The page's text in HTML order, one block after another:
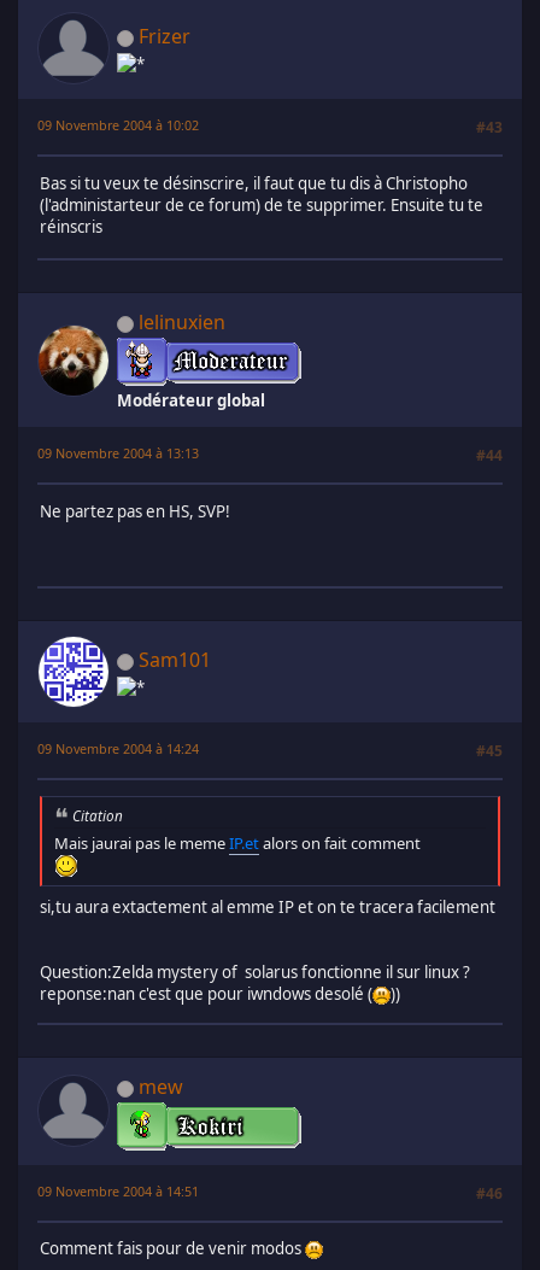
Frizer
09 Novembre 2004 à 10:02 #43
Bas si tu veux te désinscrire, il faut que tu dis à Christopho
(l'administarteur de ce forum) de te supprimer. Ensuite tu te
réinscris
lelinuxien
Modérateur global
09 Novembre 2004 à 13:13 #44
Ne partez pas en HS, SVP!
Sam101
09 Novembre 2004 à 14:24 #45
Citation
Mais jaurai pas le memeIP.etalors on fait comment
si,tu aura extactement al emme IP et on te tracera facilement
Question:Zelda mystery of solarus fonctionne il sur linux ?
reponse:nan c'est que pour iwndows desolé (
))
mew
09 Novembre 2004 à 14:51 #46
Comment fais pour de venir modos